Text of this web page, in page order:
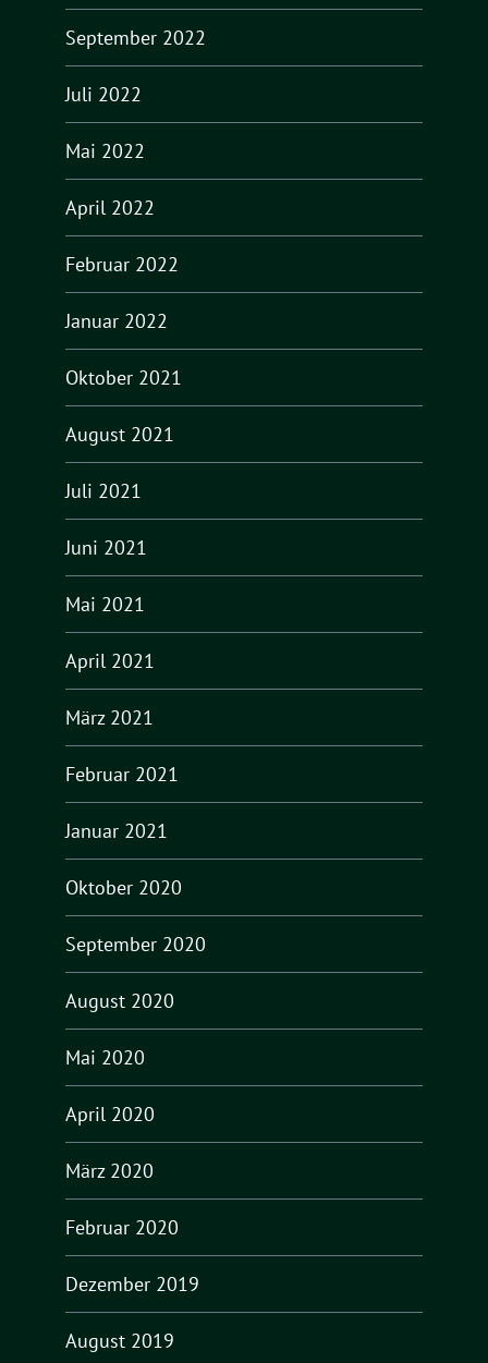
September 2022
Juli 2022
Mai 2022
April 2022
Februar 2022
Januar 2022
Oktober 2021
August 2021
Juli 2021
Juni 2021
Mai 2021
April 2021
März 2021
Februar 2021
Januar 2021
Oktober 2020
September 2020
August 2020
Mai 2020
April 2020
März 2020
Februar 2020
Dezember 2019
August 2019